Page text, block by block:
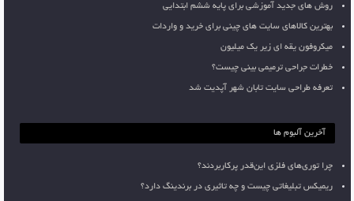
روش های جدید آموزشی برای پایه ششم ابتدایی
بهترین کالاهای سایت های چینی برای خرید و واردات
میکروفون یقه ای زیر یک میلیون
خطرات جراحی ترمیمی بینی چیست؟
تعرفه طراحی سایت تابان شهر آپدیت شد
آخرین آلبوم ها
چرا توری‌های فلزی این‌قدر پرکاربردند؟
ریمیکس تبلیغاتی چیست و چه تاثیری در برندینگ دارد؟